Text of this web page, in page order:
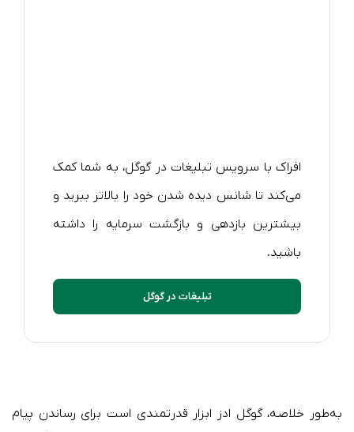
افراک با سرویس تبلیغات در گوگل، به شما کمک
می‌کند تا شانس دیده شدن خود را بالاتر ببرید و
بیشترین بازدهی و بازگشت سرمایه را داشته
باشید.
تبلیغات در گوگل
به‌طور خلاصه، گوگل ادز ابزار قدرتمندی است برای رساندن پیام